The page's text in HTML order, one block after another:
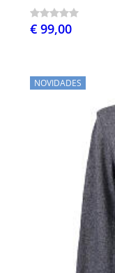
€ 99,00
NOVIDADES